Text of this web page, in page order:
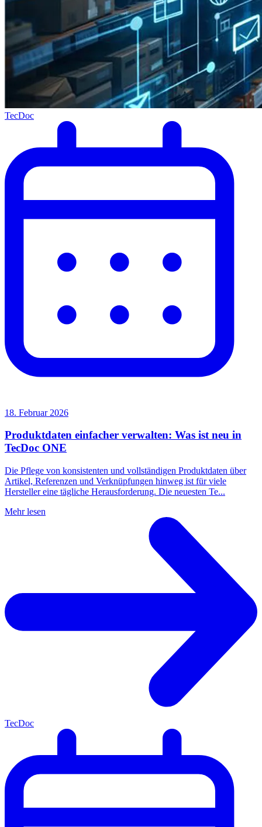
TecDoc
18. Februar 2026
Produktdaten einfacher verwalten: Was ist neu in
TecDoc ONE
Die Pflege von konsistenten und vollständigen Produktdaten über
Artikel, Referenzen und Verknüpfungen hinweg ist für viele
Hersteller eine tägliche Herausforderung. Die neuesten Te...
Mehr lesen
TecDoc